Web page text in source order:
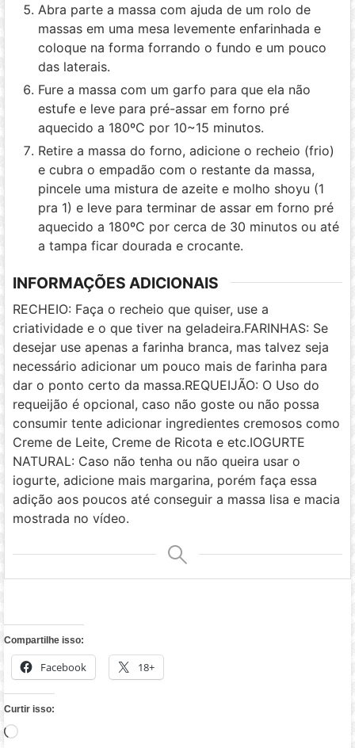
Abra parte a massa com ajuda de um rolo de
massas em uma mesa levemente enfarinhada e
coloque na forma forrando o fundo e um pouco
das laterais.
Fure a massa com um garfo para que ela não
estufe e leve para pré-assar em forno pré
aquecido a 180ºC por 10~15 minutos.
Retire a massa do forno, adicione o recheio (frio)
e cubra o empadão com o restante da massa,
pincele uma mistura de azeite e molho shoyu (1
pra 1) e leve para terminar de assar em forno pré
aquecido a 180ºC por cerca de 30 minutos ou até
a tampa ficar dourada e crocante.
INFORMAÇÕES ADICIONAIS
RECHEIO: Faça o recheio que quiser, use a
criatividade e o que tiver na geladeira.FARINHAS: Se
desejar use apenas a farinha branca, mas talvez seja
necessário adicionar um pouco mais de farinha para
dar o ponto certo da massa.REQUEIJÃO: O Uso do
requeijão é opcional, caso não goste ou não possa
consumir tente adicionar ingredientes cremosos como
Creme de Leite, Creme de Ricota e etc.IOGURTE
NATURAL: Caso não tenha ou não queira usar o
iogurte, adicione mais margarina, porém faça essa
adição aos poucos até conseguir a massa lisa e macia
mostrada no vídeo.
Compartilhe isso:
Facebook 18+
Curtir isso:
Carregando...